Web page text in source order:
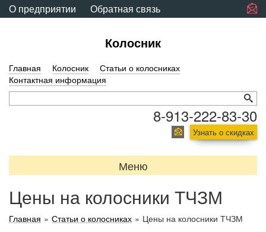
О предприятии Обратная связь
Колосник
Главная Колосник
Статьи о колосниках
Контактная информация
8-913-222-83-30
Узнать о скидках
Меню
Цены на колосники ТЧЗМ
Главная » Статьи о колосниках » Цены на колосники ТЧЗМ